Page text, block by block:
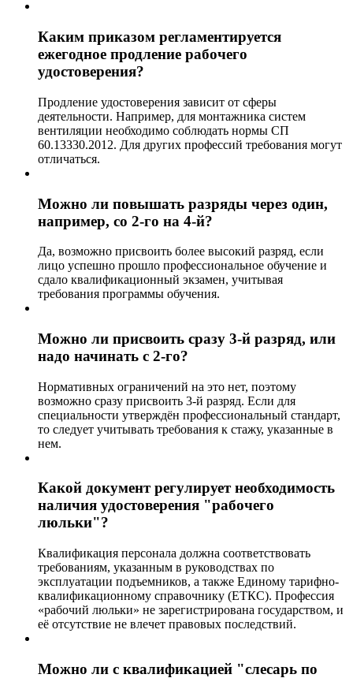
Каким приказом регламентируется
ежегодное продление рабочего
удостоверения?
Продление удостоверения зависит от сферы
деятельности. Например, для монтажника систем
вентиляции необходимо соблюдать нормы СП
60.13330.2012. Для других профессий требования могут
отличаться.
Можно ли повышать разряды через один,
например, со 2-го на 4-й?
Да, возможно присвоить более высокий разряд, если
лицо успешно прошло профессиональное обучение и
сдало квалификационный экзамен, учитывая
требования программы обучения.
Можно ли присвоить сразу 3-й разряд, или
надо начинать с 2-го?
Нормативных ограничений на это нет, поэтому
возможно сразу присвоить 3-й разряд. Если для
специальности утверждён профессиональный стандарт,
то следует учитывать требования к стажу, указанные в
нем.
Какой документ регулирует необходимость
наличия удостоверения "рабочего
люльки"?
Квалификация персонала должна соответствовать
требованиям, указанным в руководствах по
эксплуатации подъемников, а также Единому тарифно-
квалификационному справочнику (ЕТКС). Профессия
«рабочий люльки» не зарегистрирована государством, и
её отсутствие не влечет правовых последствий.
Можно ли с квалификацией "слесарь по